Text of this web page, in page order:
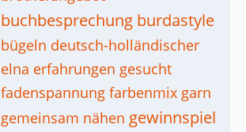
buchbesprechung burdastyle
bügeln deutsch-holländischer
elna erfahrungen gesucht
fadenspannung farbenmix garn
gemeinsam nähen gewinnspiel